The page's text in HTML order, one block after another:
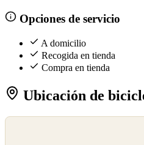
Opciones de servicio
A domicilio
Recogida en tienda
Compra en tienda
Ubicación de